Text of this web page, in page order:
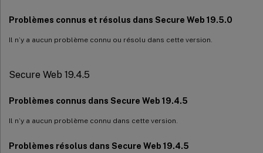
Problèmes connus et résolus dans Secure Web 19.5.0
Il n’y a aucun problème connu ou résolu dans cette version.
Secure Web 19.4.5
Problèmes connus dans Secure Web 19.4.5
Il n’y a aucun problème connu dans cette version.
Problèmes résolus dans Secure Web 19.4.5